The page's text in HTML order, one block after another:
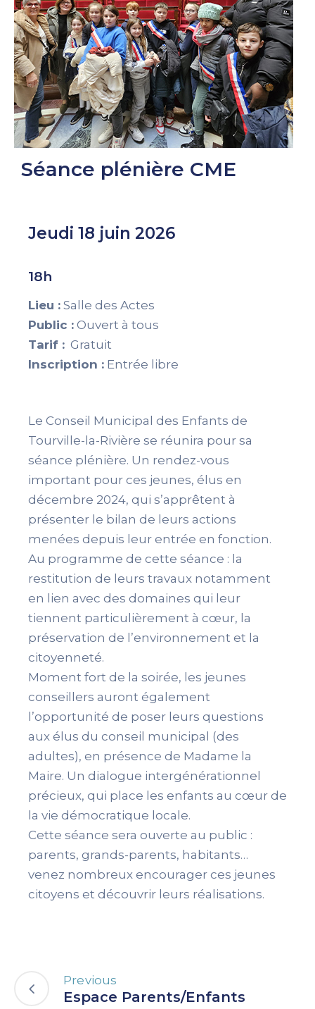
Séance plénière CME
Jeudi 18 juin 2026
18h
Lieu : Salle des Actes
Public : Ouvert à tous
Tarif : Gratuit
Inscription : Entrée libre
Le Conseil Municipal des Enfants de
Tourville-la-Rivière se réunira pour sa
séance plénière. Un rendez-vous
important pour ces jeunes, élus en
décembre 2024, qui s’apprêtent à
présenter le bilan de leurs actions
menées depuis leur entrée en fonction.
Au programme de cette séance : la
restitution de leurs travaux notamment
en lien avec des domaines qui leur
tiennent particulièrement à cœur, la
préservation de l’environnement et la
citoyenneté.
Moment fort de la soirée, les jeunes
conseillers auront également
l’opportunité de poser leurs questions
aux élus du conseil municipal (des
adultes), en présence de Madame la
Maire. Un dialogue intergénérationnel
précieux, qui place les enfants au cœur de
la vie démocratique locale.
Cette séance sera ouverte au public :
parents, grands-parents, habitants…
venez nombreux encourager ces jeunes
citoyens et découvrir leurs réalisations.
Previous
Espace Parents/Enfants